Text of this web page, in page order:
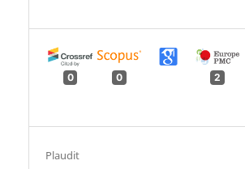
0 0 2
Plaudit